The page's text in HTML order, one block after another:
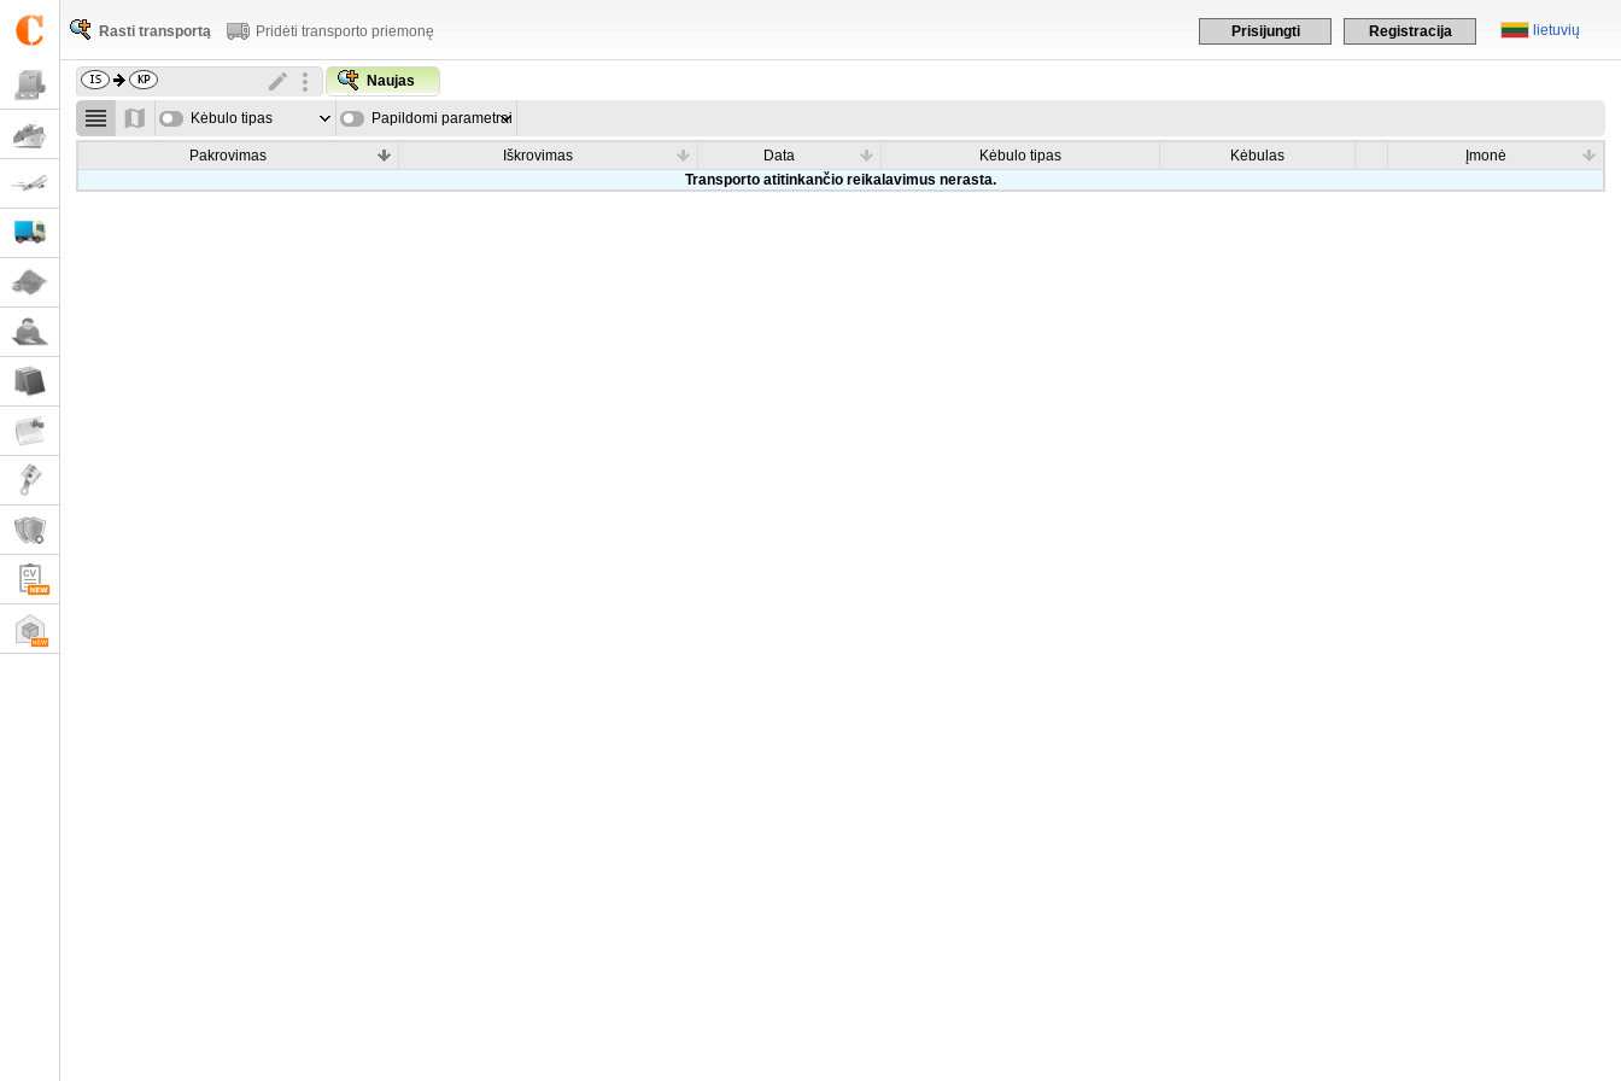
lietuvių
Prisijungti Registracija
Rasti transportą Pridėti transporto priemonę
Naujas
Kėbulo tipas Papildomi parametrai
Pakrovimas Iškrovimas Data Kėbulo tipas Kėbulas
Įmonė
Transporto atitinkančio reikalavimus nerasta.